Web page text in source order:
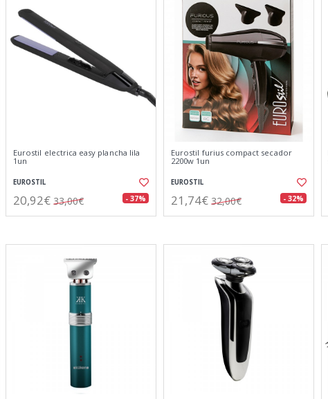
Eurostil electrica easy plancha lila
1un
EUROSTIL
20,92€ 33,00€ - 37%
Eurostil furius compact secador
2200w 1un
EUROSTIL
21,74€ 32,00€ - 32%